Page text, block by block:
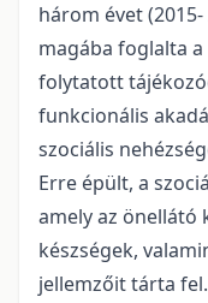
három évet
magába foglalta
folytatott
funkcionális
szociális
Erre épült, a
amely az önellátó
készségek,
jellemzőit tárta